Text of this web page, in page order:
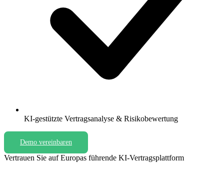
KI-gestützte Vertragsanalyse & Risikobewertung
Demo vereinbaren
Vertrauen Sie auf Europas führende KI-Vertragsplattform